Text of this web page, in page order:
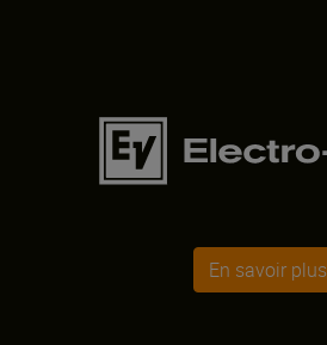
En savoir plus